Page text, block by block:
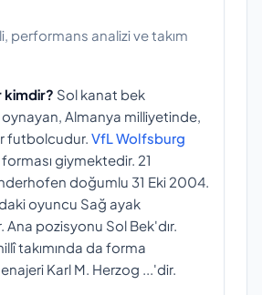
performans analizi ve takım
kimdir? Sol kanat bek
Almanya milliyetinde,
futbolcudur. VfL Wolfsburg
giymektedir. 21
doğumlu 31 Eki 2004.
oyuncu Sağ ayak
Ana pozisyonu Sol Bek'dır.
takımında da forma
Karl M. Herzog ...'dir.